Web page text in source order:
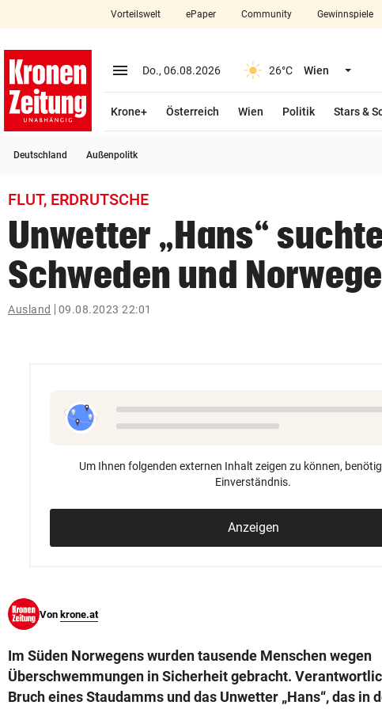
closeSchließen
account_circle Anmelden
arrow_right
bookmark
search
Suchbegriff
eingeben
Vorteilswelt ePaper Community Gewinnspiele
menu Menü aufklappen
Do., 06.08.2026 26°C Wien Menü
Krone+ Österreich Wien Politik Stars &
Deutschland Außenpolitk
FLUT, ERDRUTSCHE
Unwetter „Hans“
Schweden und
Ausland 09.08.2023 22:01
Um Ihnen folgenden externen Inhalt zeigen zu können,
Einverständnis.
Anzeigen
Von krone.at
Im Süden Norwegens wurden tausende Menschen wegen
Überschwemmungen in Sicherheit gebracht.
Bruch eines Staudamms und das Unwetter „Hans“, das in